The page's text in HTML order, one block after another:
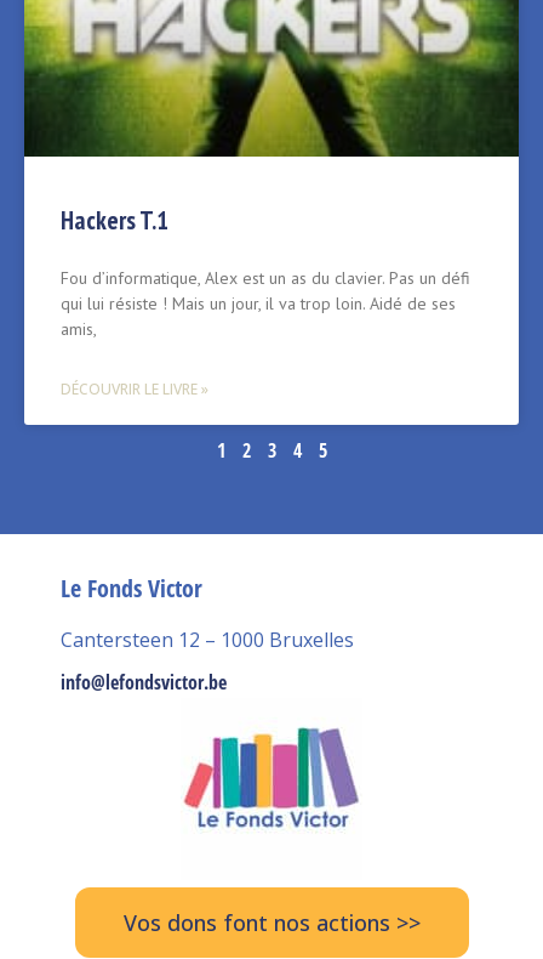
Hackers T.1
Fou d’informatique, Alex est un as du clavier. Pas un défi
qui lui résiste ! Mais un jour, il va trop loin. Aidé de ses
amis,
DÉCOUVRIR LE LIVRE »
1 2 3 4 5
Le Fonds Victor
Cantersteen 12 – 1000 Bruxelles
info@lefondsvictor.be
Vos dons font nos actions >>